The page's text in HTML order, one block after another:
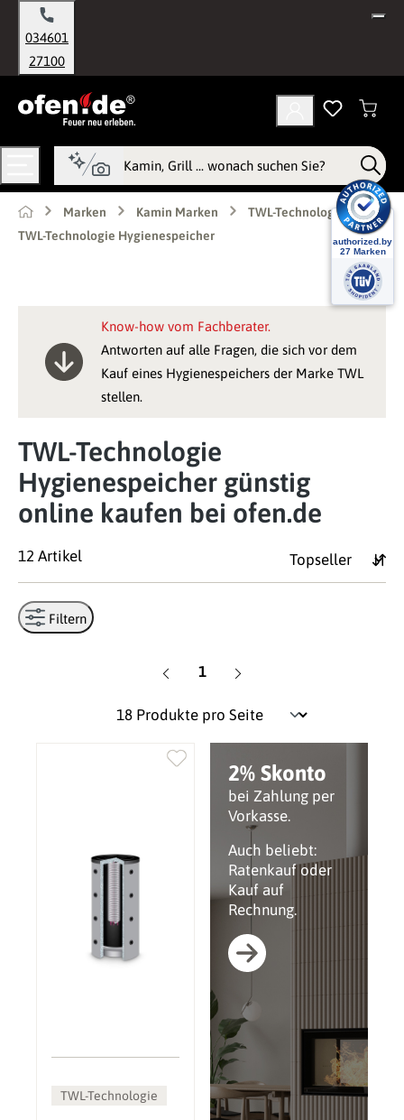
springen
034601
27100
Marken Kamin Marken
TWL-Technologie
TWL-Technologie Hygienespeicher
Know-how vom Fachberater.
Antworten auf alle Fragen, die sich vor dem
Kauf eines Hygienespeichers der Marke TWL
stellen.
TWL-Technologie
Hygienespeicher günstig
online kaufen bei ofen.de
12 Artikel
Filtern
Seite
1
2% Skonto
bei Zahlung per
Vorkasse.
Auch beliebt:
Ratenkauf oder
Kauf auf
Rechnung.
TWL-Technologie